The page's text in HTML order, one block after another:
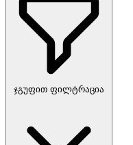
ჯგუფით ფილტრაცია